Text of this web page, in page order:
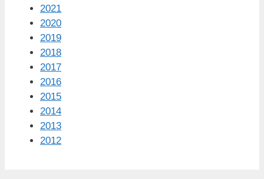
2021
2020
2019
2018
2017
2016
2015
2014
2013
2012